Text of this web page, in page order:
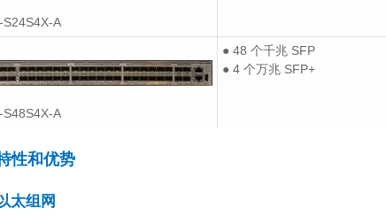
S24S4X-A
S48S4X-A
● 48 个千兆 SFP
● 4 个万兆 SFP+
性和优势
太组网
（酒店）——华为无线
解决方案
2021/04/07
2021/05/26
华为USG6620E企业级